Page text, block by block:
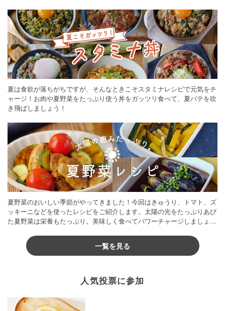
夏は食欲が落ちがちですが、そんなときこそスタミナレシピで元気をチ
ャージ！お肉や夏野菜をたっぷり使う丼をガッツリ食べて、夏バテを吹
き飛ばしましょう！
夏野菜のおいしい季節がやってきました！今回はきゅうり、トマト、ズ
ッキーニなどを使ったレシピをご紹介します。太陽の光をたっぷりあび
た夏野菜は栄養もたっぷり。美味しく食べてパワーチャージしましょう
一覧を見る
人気投票に参加